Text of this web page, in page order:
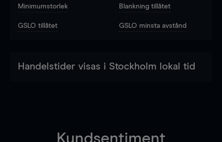
Minimumstorlek Blankning tillåtet
GSLO tillåtet GSLO minsta avstånd
Handelstider visas i Stockholm lokal tid